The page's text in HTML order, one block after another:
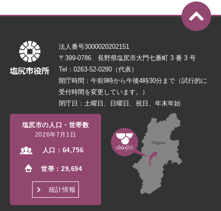
法人番号3000020202151
〒399-0786 長野県塩尻市大門七番町 3 番 3 号
Tel：0263-52-0280（代表）
開庁時間：午前9時から午後4時30分まで（試行的に
受付時間を変更しています。）
閉庁日：土曜日、日曜日、祝日、年末年始
塩尻市の人口・世帯数
2026年7月1日
人口： 64,756
世帯：29,694
統計情報